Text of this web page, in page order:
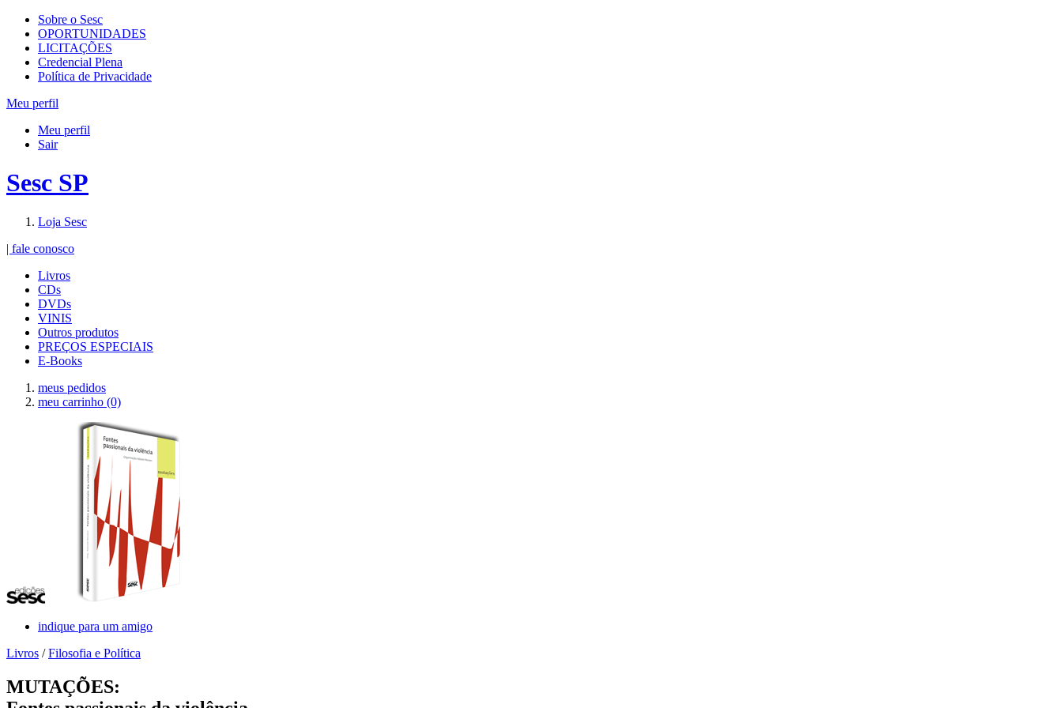
Sobre o Sesc
OPORTUNIDADES
LICITAÇÕES
Credencial Plena
Política de Privacidade
Meu perfil
Meu perfil
Sair
Sesc SP
Loja Sesc
| fale conosco
Livros
CDs
DVDs
VINIS
Outros produtos
PREÇOS ESPECIAIS
E-Books
meus pedidos
meu carrinho (0)
indique para um amigo
Livros /Filosofia e Política
MUTAÇÕES: